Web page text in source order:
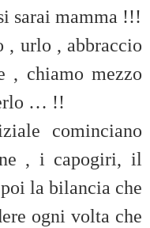
sarai mamma !!!
, urlo , abbraccio
, chiamo mezzo
… !!
cominciano
, i capogiri, il
la bilancia che
ogni volta che